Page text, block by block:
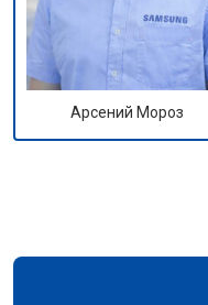
Арсений Мороз